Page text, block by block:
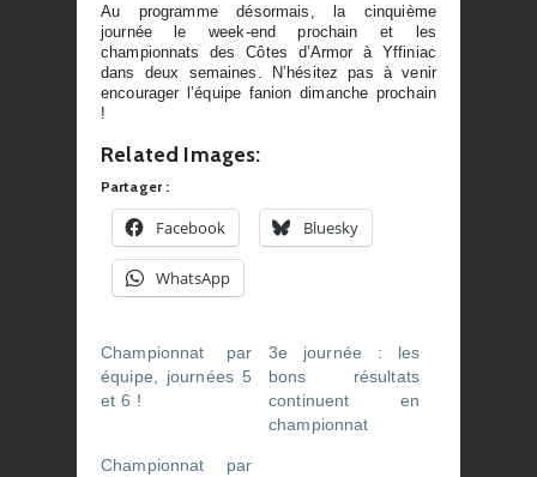
Au programme désormais, la cinquième
journée le week-end prochain et les
championnats des Côtes d’Armor à Yffiniac
dans deux semaines. N’hésitez pas à venir
encourager l’équipe fanion dimanche prochain
!
Related Images:
Partager :
Facebook Bluesky
WhatsApp
Championnat par
équipe, journées 5
et 6 !
3e journée : les
bons résultats
continuent en
championnat
Championnat par